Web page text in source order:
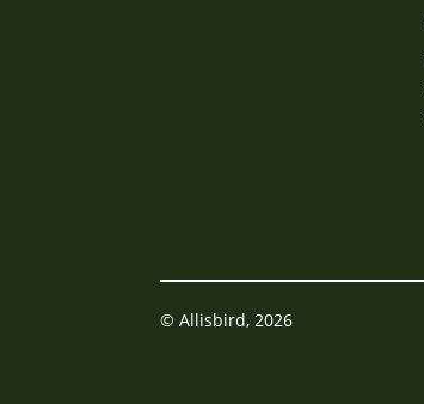
© Allisbird, 2026